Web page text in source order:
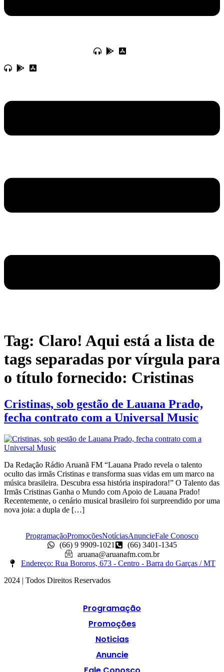
Tag: Claro! Aqui está a lista de
tags separadas por vírgula para
o título fornecido: Cristinas
Cristinas, sob gestão de Lauana Prado,
fecha contrato com a Universal Music
Da Redação Rádio Aruanã FM “Lauana Prado revela o talento
oculto das irmãs Cristinas e transforma suas vidas em um marco na
música brasileira. Descubra essa história inspiradora!” O Talento das
Irmãs Cristinas Ganha o Mundo com Apoio de Lauana Prado!
Recentemente, o cenário musical brasileiro foi surpreendido por uma
nova joia: a dupla de […]
ProgramaçãoPromoçõesNotíciasAnuncieFale Conosco
(66) 9 9909-1021
(66) 3401-1345
aruana@aruanafm.com.br
Endereço: Rua Bororos, 673 - Centro - Barra do Garças / MT
2024 | Todos Direitos Reservados
Programação
Promoções
Noticias
Anuncie